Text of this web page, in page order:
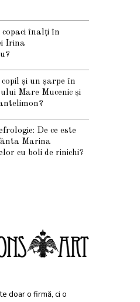
copaci înalți în
Irina
și un șarpe în
Mare Mucenic și
De ce este
Marina
cu boli de rinichi?
doar o firmă, ci o